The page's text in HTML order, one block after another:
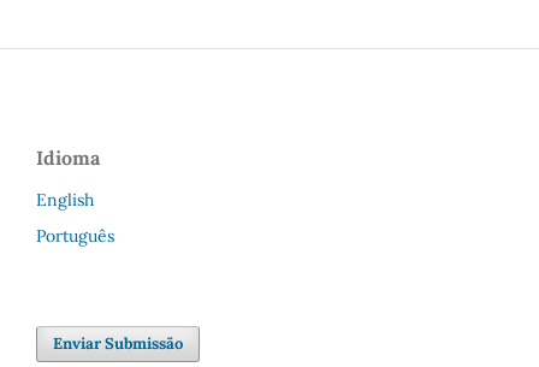
Idioma
English
Português
Enviar Submissão